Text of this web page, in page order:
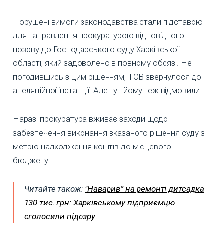
Порушені вимоги законодавства стали підставою
для направлення прокуратурою відповідного
позову до Господарського суду Харківської
області, який задоволено в повному обсязі. Не
погодившись з цим рішенням, ТОВ звернулося до
апеляційної інстанції. Але тут йому теж відмовили.
Наразі прокуратура вживає заходи щодо
забезпечення виконання вказаного рішення суду з
метою надходження коштів до місцевого
бюджету.
Читайте також: "Наварив” на ремонті дитсадка
130 тис. грн: Харківському підприємцю
оголосили підозру